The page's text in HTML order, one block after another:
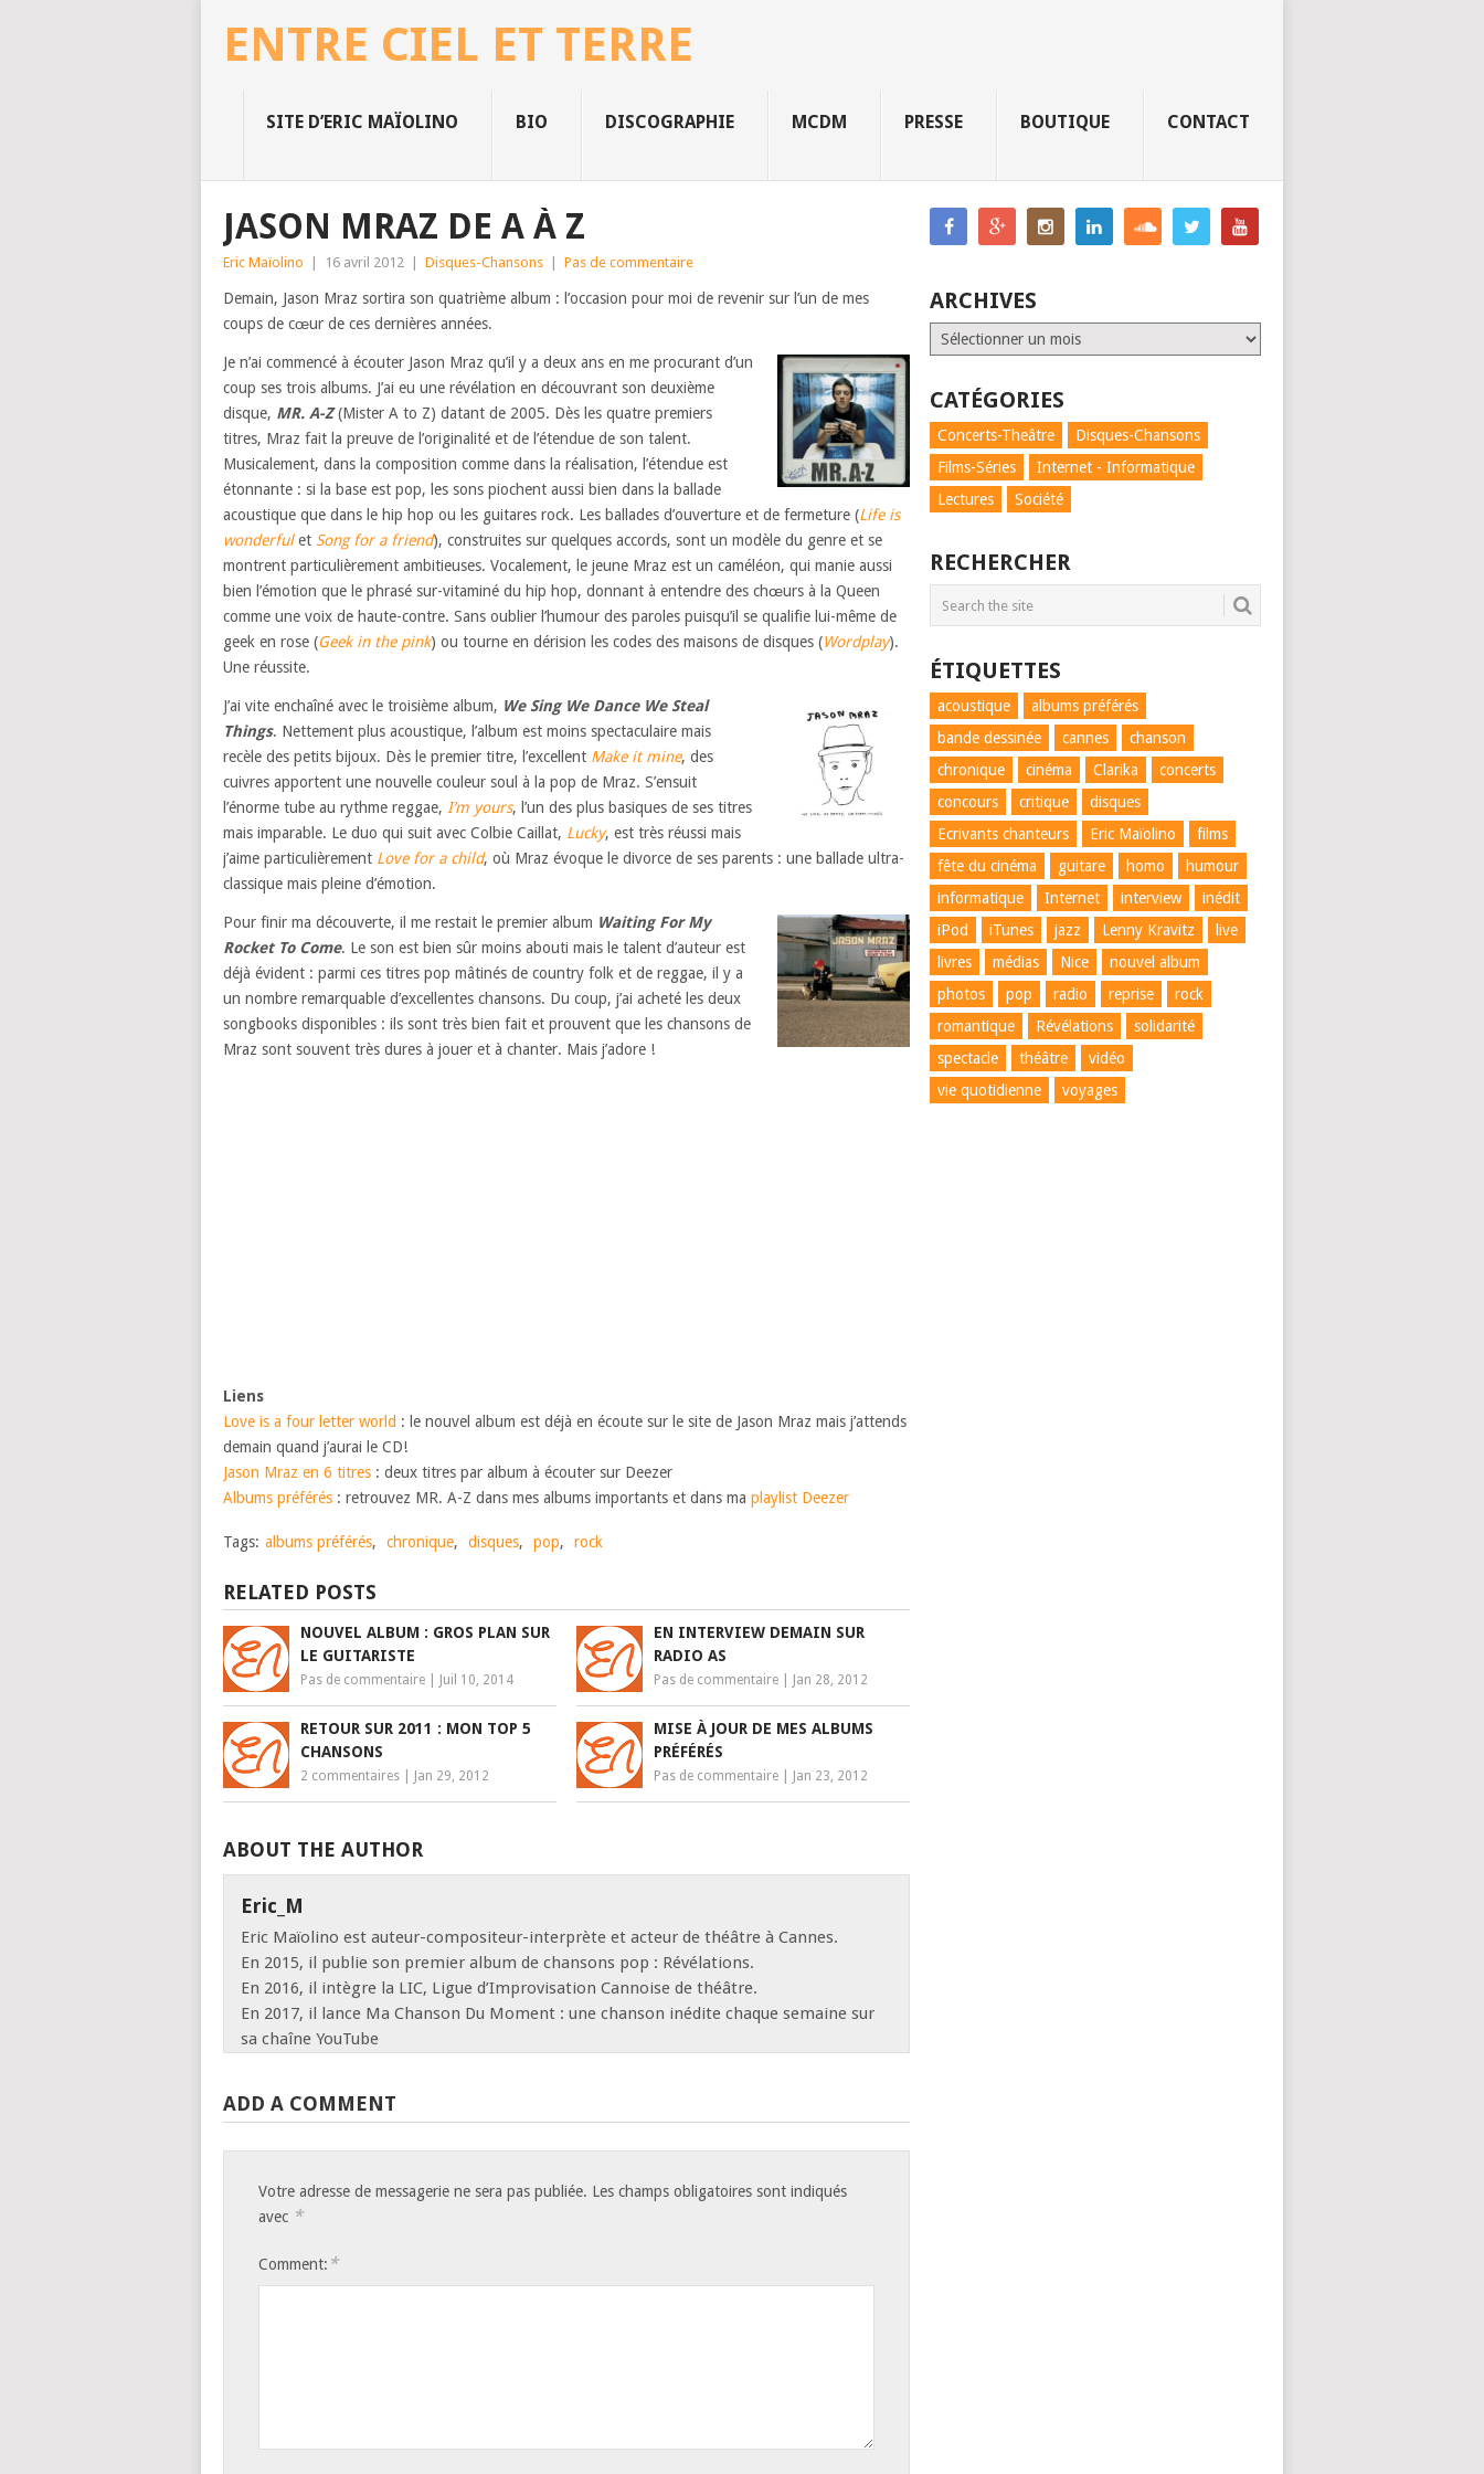
ENTRE CIEL ET TERRE
SITE D’ERIC MAÏOLINO BIO DISCOGRAPHIE MCDM PRESSE BOUTIQUE CONTACT
JASON MRAZ DE A À Z
Eric Maïolino 16 avril 2012 Disques-Chansons Pas de commentaire
Demain, Jason Mraz sortira son quatrième album : l’occasion pour moi de revenir sur l’un de mes
coups de cœur de ces dernières années.
Je n’ai commencé à écouter Jason Mraz qu’il y a deux ans en me procurant d’un
coup ses trois albums. J’ai eu une révélation en découvrant son deuxième
disque, MR. A-Z(Mister A to Z) datant de 2005. Dès les quatre premiers
titres, Mraz fait la preuve de l’originalité et de l’étendue de son talent.
Musicalement, dans la composition comme dans la réalisation, l’étendue est
étonnante : si la base est pop, les sons piochent aussi bien dans la ballade
acoustique que dans le hip hop ou les guitares rock. Les ballades d’ouverture et de fermeture (Life is
wonderfulet Song for a friend), construites sur quelques accords, sont un modèle du genre et se
montrent particulièrement ambitieuses. Vocalement, le jeune Mraz est un caméléon, qui manie aussi
bien l’émotion que le phrasé sur-vitaminé du hip hop, donnant à entendre des chœurs à la Queen
comme une voix de haute-contre. Sans oublier l’humour des paroles puisqu’il se qualifie lui-même de
geek en rose (Geek in the pink) ou tourne en dérision les codes des maisons de disques (Wordplay).
Une réussite.
J’ai vite enchaîné avec le troisième album, We Sing We Dance We Steal
Things. Nettement plus acoustique, l’album est moins spectaculaire mais
recèle des petits bijoux. Dès le premier titre, l’excellent Make it mine, des
cuivres apportent une nouvelle couleur soul à la pop de Mraz. S’ensuit
l’énorme tube au rythme reggae, I’m yours, l’un des plus basiques de ses titres
mais imparable. Le duo qui suit avec Colbie Caillat, Lucky, est très réussi mais
j’aime particulièrement Love for a child, où Mraz évoque le divorce de ses parents : une ballade ultra-
classique mais pleine d’émotion.
Pour finir ma découverte, il me restait le premier album Waiting For My
Rocket To Come. Le son est bien sûr moins abouti mais le talent d’auteur est
déjà évident : parmi ces titres pop mâtinés de country folk et de reggae, il y a
un nombre remarquable d’excellentes chansons. Du coup, j’ai acheté les deux
songbooks disponibles : ils sont très bien fait et prouvent que les chansons de
Mraz sont souvent très dures à jouer et à chanter. Mais j’adore !
Liens
Love is a four letter world : le nouvel album est déjà en écoute sur le site de Jason Mraz mais j’attends
demain quand j’aurai le CD!
Jason Mraz en 6 titres : deux titres par album à écouter sur Deezer
Albums préférés : retrouvez MR. A-Z dans mes albums importants et dans ma playlist Deezer
Tags: albums préférés, chronique, disques, pop, rock
RELATED POSTS
NOUVEL ALBUM : GROS PLAN SUR
LE GUITARISTE
Pas de commentaire Juil 10, 2014
EN INTERVIEW DEMAIN SUR
RADIO AS
Pas de commentaire Jan 28, 2012
RETOUR SUR 2011 : MON TOP 5
CHANSONS
2 commentaires Jan 29, 2012
MISE À JOUR DE MES ALBUMS
PRÉFÉRÉS
Pas de commentaire Jan 23, 2012
ABOUT THE AUTHOR
Eric_M
Eric Maïolino est auteur-compositeur-interprète et acteur de théâtre à Cannes.
En 2015, il publie son premier album de chansons pop : Révélations.
En 2016, il intègre la LIC, Ligue d’Improvisation Cannoise de théâtre.
En 2017, il lance Ma Chanson Du Moment : une chanson inédite chaque semaine sur
sa chaîne YouTube
ADD A COMMENT
Votre adresse de messagerie ne sera pas publiée. Les champs obligatoires sont indiqués
avec *
Comment: *
ARCHIVES
Archives
CATÉGORIES
Concerts-Theâtre
Disques-Chansons
Films-Séries
Internet - Informatique
Lectures
Société
RECHERCHER
ÉTIQUETTES
acoustique
albums préférés
bande dessinée
cannes
chanson
chronique
cinéma Clarika
concerts
concours
critique
disques
Ecrivants chanteurs
Eric Maïolino
films
fête du cinéma
guitare homo
humour
informatique
Internet interview
inédit
iPod
iTunes jazz Lenny Kravitz
live
livres
médias Nice
nouvel album
photos
pop radio reprise
rock
romantique
Révélations
solidarité
spectacle
théâtre
vidéo
vie quotidienne
voyages